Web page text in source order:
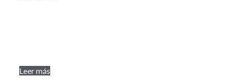
Leer más